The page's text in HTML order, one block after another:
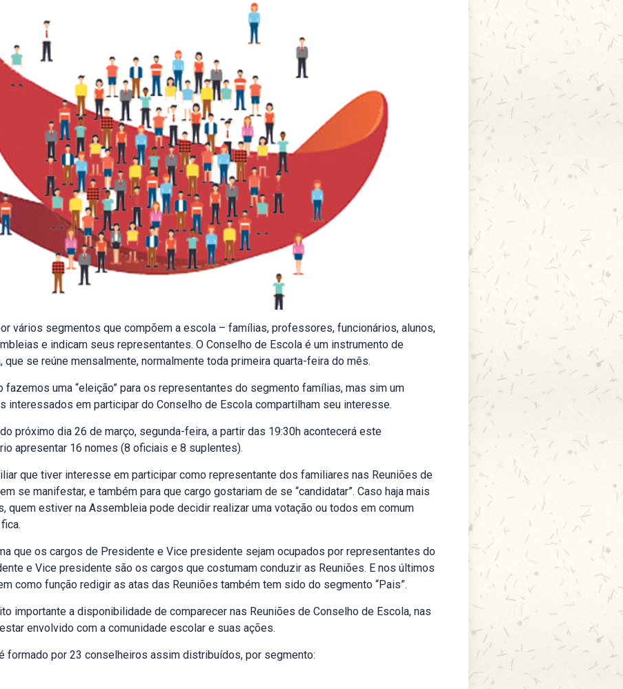
vários segmentos que compõem a escola – famílias, professores, funcionários, alunos,
e indicam seus representantes. O Conselho de Escola é um instrumento de
que se reúne mensalmente, normalmente toda primeira quarta-feira do mês.
fazemos uma “eleição” para os representantes do segmento famílias, mas sim um
interessados em participar do Conselho de Escola compartilham seu interesse.
próximo dia 26 de março, segunda-feira, a partir das 19:30h acontecerá este
apresentar 16 nomes (8 oficiais e 8 suplentes).
que tiver interesse em participar como representante dos familiares nas Reuniões de
se manifestar, e também para que cargo gostariam de se “candidatar”. Caso haja mais
quem estiver na Assembleia pode decidir realizar uma votação ou todos em comum
que os cargos de Presidente e Vice presidente sejam ocupados por representantes do
e Vice presidente são os cargos que costumam conduzir as Reuniões. E nos últimos
como função redigir as atas das Reuniões também tem sido do segmento “Pais”.
importante a disponibilidade de comparecer nas Reuniões de Conselho de Escola, nas
envolvido com a comunidade escolar e suas ações.
formado por 23 conselheiros assim distribuídos, por segmento: